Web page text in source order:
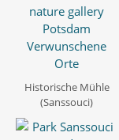
Historische Mühle
(Sanssouci)